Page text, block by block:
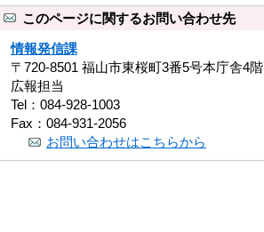
このページに関するお問い合わせ先
情報発信課
〒720-8501 福山市東桜町3番5号本庁舎4階
広報担当
Tel：084-928-1003
Fax：084-931-2056
お問い合わせはこちらから